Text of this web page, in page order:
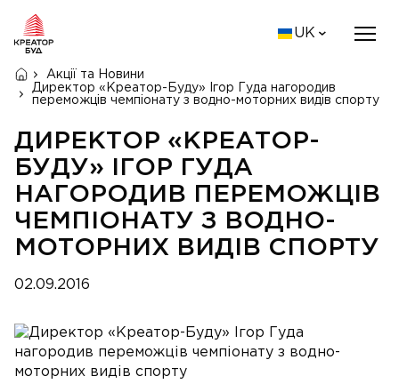
UK
Акції та Новини
Директор «Креатор-Буду» Ігор Гуда нагородив
переможців чемпіонату з водно-моторних видів спорту
ДИРЕКТОР «КРЕАТОР-
БУДУ» ІГОР ГУДА
НАГОРОДИВ ПЕРЕМОЖЦІВ
ЧЕМПІОНАТУ З ВОДНО-
МОТОРНИХ ВИДІВ СПОРТУ
02.09.2016